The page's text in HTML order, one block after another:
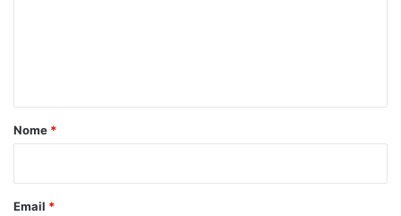
o
Nome *
Email *